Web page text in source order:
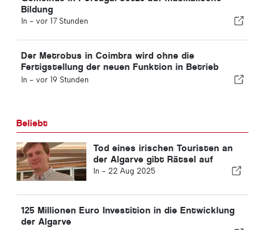
Bildung
In - vor 17 Stunden
Der Metrobus in Coimbra wird ohne die
Fertigstellung der neuen Funktion in Betrieb
genommen
In - vor 19 Stunden
Beliebt
Tod eines irischen Touristen an
der Algarve gibt Rätsel auf
In - 22 Aug 2025
125 Millionen Euro Investition in die Entwicklung
der Algarve